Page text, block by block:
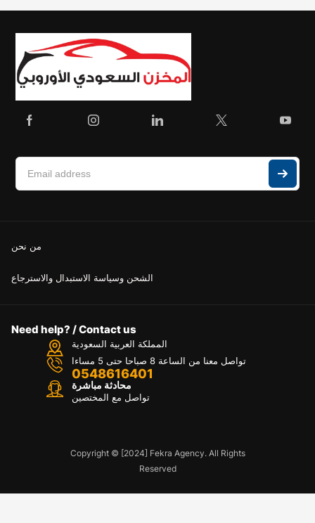
من نحن
الشحن وسياسة الاستبدال والاسترجاع
Need help? / Contact us
المملكة العربية السعودية
تواصل معنا من الساعة 8 صباحا حتى 5 مساءا
0548616401
محادثة مباشرة
تواصل مع المختصين
Copyright © [2024] Fekra Agency. All Rights
Reserved